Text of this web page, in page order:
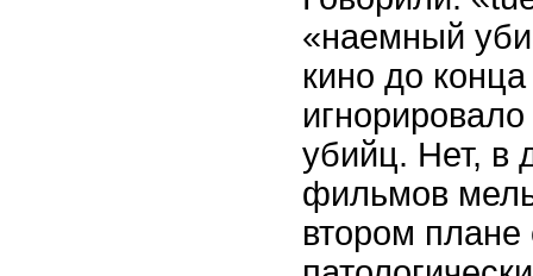
«наемный
кино до
убийц. Нет, в
фильмов
втором плане